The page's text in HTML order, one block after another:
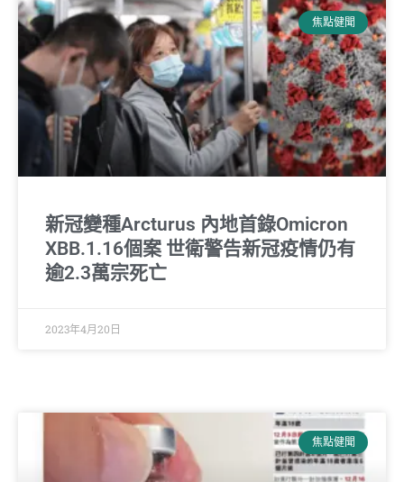
焦點健聞
新冠變種Arcturus 內地首錄Omicron
XBB.1.16個案 世衛警告新冠疫情仍有
逾2.3萬宗死亡
2023年4月20日
焦點健聞